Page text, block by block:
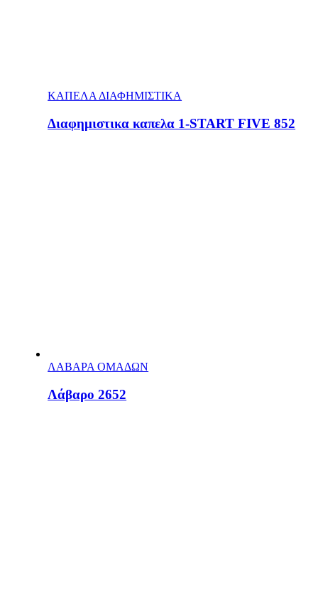
ΚΑΠΕΛΑ ΔΙΑΦΗΜΙΣΤΙΚΑ
Διαφημιστικα καπελα 1-START FIVE 852
ΛΑΒΑΡΑ ΟΜΑΔΩΝ
Λάβαρο 2652